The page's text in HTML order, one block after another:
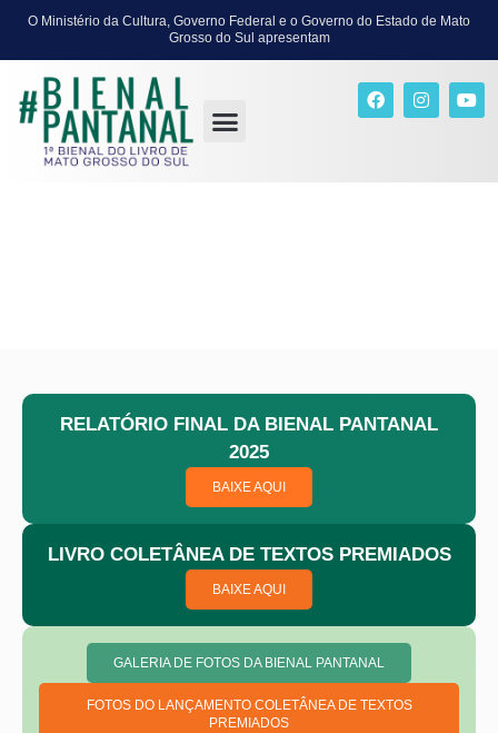
O Ministério da Cultura, Governo Federal e o Governo do Estado de Mato
Grosso do Sul apresentam
RELATÓRIO FINAL DA BIENAL PANTANAL
2025
BAIXE AQUI
LIVRO COLETÂNEA DE TEXTOS PREMIADOS
BAIXE AQUI
GALERIA DE FOTOS DA BIENAL PANTANAL
FOTOS DO LANÇAMENTO COLETÂNEA DE TEXTOS
PREMIADOS